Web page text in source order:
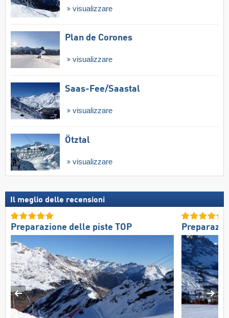
visualizzare
Plan de Corones
visualizzare
Saas-Fee/​Saastal
visualizzare
Ötztal
visualizzare
Il meglio delle recensioni
Preparazione delle piste TOP